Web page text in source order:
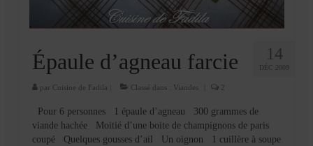
14
DÉC 2009
Épaule d’agneau farcie
par Cuisine de Fadila Classé dans : Viandes
Pour 6 personnes 1 épaule d’agneau 300 grammes de
viande hachée Moitié d’une boite de champignons de paris
coupé Quelques gousses d’ail Un oignon 1 cuillère à soupe